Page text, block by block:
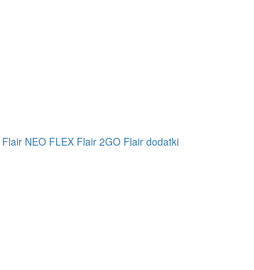
Flair NEO FLEX Flair 2GO Flair dodatki